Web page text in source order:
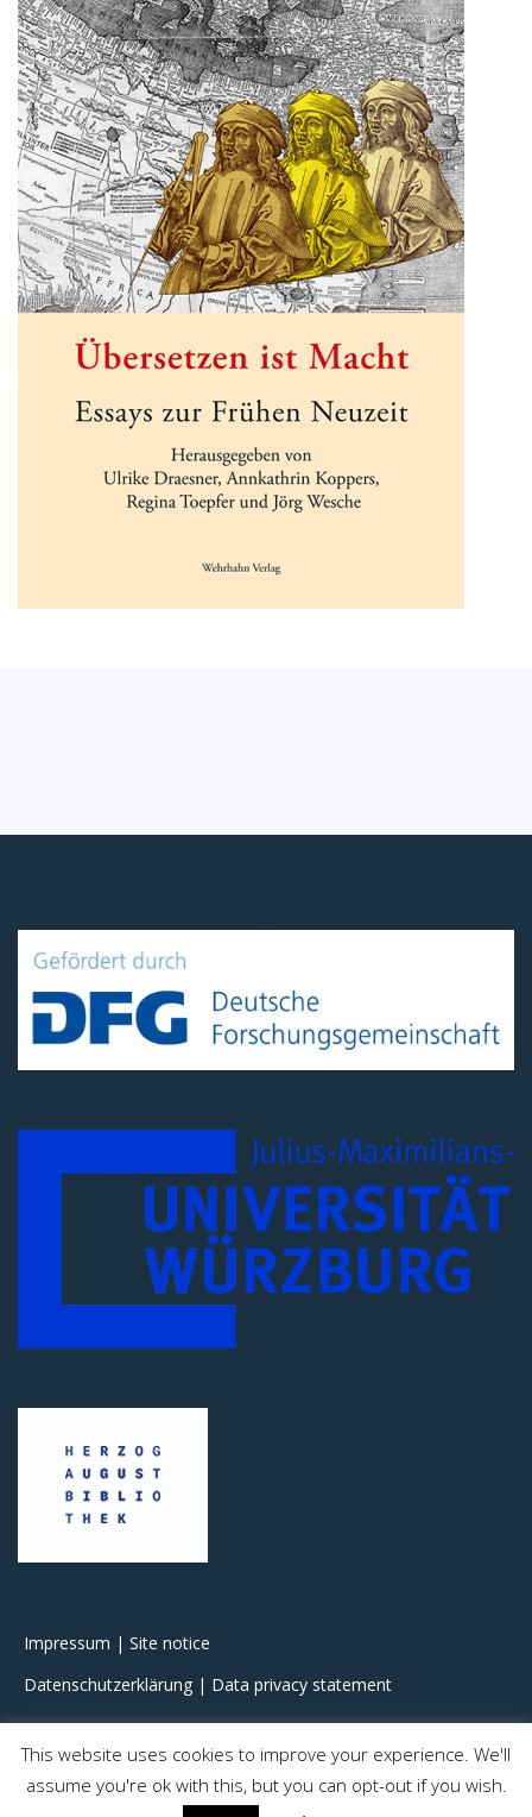
Impressum | Site notice
Datenschutzerklärung | Data privacy statement
This website uses cookies to improve your experience. We'll
assume you're ok with this, but you can opt-out if you wish.